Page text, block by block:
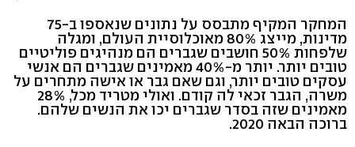
המחקר המקיף מתבסס על נתונים שנאספו ב-75
מדינות, מייצג 80% מאוכלוסיית העולם, ומגלה
שלפחות 50% חושבים שגברים הם מנהיגים פוליטיים
טובים יותר. יותר מ-40% מאמינים שגברים הם אנשי
עסקים טובים יותר, וגם שאם גבר או אישה מתחרים על
משרה, הגבר זכאי לה קודם. ואולי מטריד מכל, 28%
מאמינים שזה בסדר שגברים יכו את הנשים שלהם.
ברוכה הבאה 2020.